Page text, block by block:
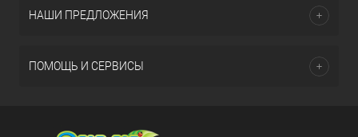
НАШИ ПРЕДЛОЖЕНИЯ
ПОМОЩЬ И СЕРВИСЫ